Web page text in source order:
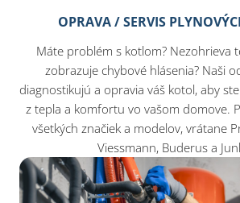
OPRAVA / SERVIS
Máte problém s kotlom? Nezohrieva
zobrazuje chybové hlásenia? Naši
diagnostikujú a opravia váš kotol, aby
z tepla a komfortu vo vašom domove.
všetkých značiek a modelov, vrátane
Viessmann, Buderus a